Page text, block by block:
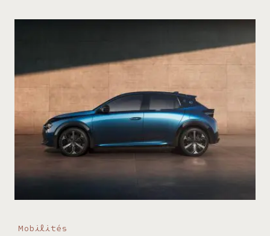
Mobilités